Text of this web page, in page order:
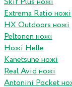
Extrema Ratio ножі
HX Outdoors ножі
Peltonen ножі
Ножі Helle
Kanetsune ножі
Real Avid ножі
Antonini Pocket